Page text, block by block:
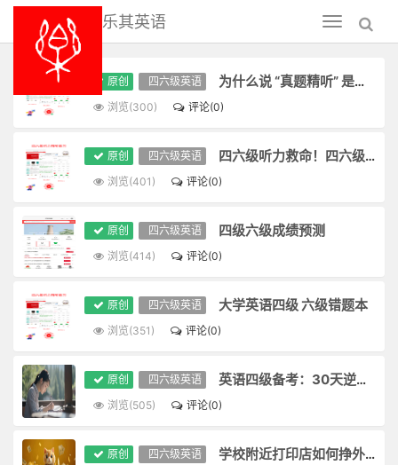
Toggle
navigation
乐其英语
原创 四六级英语 为什么说 “真题精听” 是听力提分的唯一捷径？
浏览(300) 评论(0)
原创 四六级英语 四六级听力救命！四六级听力精听练习
浏览(401) 评论(0)
原创 四六级英语 四级六级成绩预测
浏览(414) 评论(0)
原创 四六级英语 大学英语四级 六级错题本
浏览(351) 评论(0)
原创 四六级英语 英语四级备考：30天逆袭，从220分到480+
浏览(505) 评论(0)
原创 四六级英语 学校附近打印店如何挣外快｜贴码躺赚20%佣金